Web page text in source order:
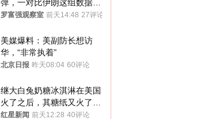
弹，一对比伊朗这组数据，
发现出大事了
罗富强观察室 前天14:48 27评论
美媒爆料：美副防长想访
华，“非常执着”
北京日报 昨天08:04 60评论
继大白兔奶糖冰淇淋在美国
火了之后，其糖纸又火了！
海外博主盛赞：平面设计经
红星新闻 前天12:28 40评论